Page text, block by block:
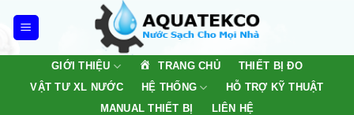
GIỚI THIỆU TRANG CHỦ
THIẾT BỊ ĐO
VẬT TƯ XL NƯỚC
HỆ THỐNG
HỖ TRỢ KỸ THUẬT
MANUAL THIẾT BỊ
LIÊN HỆ